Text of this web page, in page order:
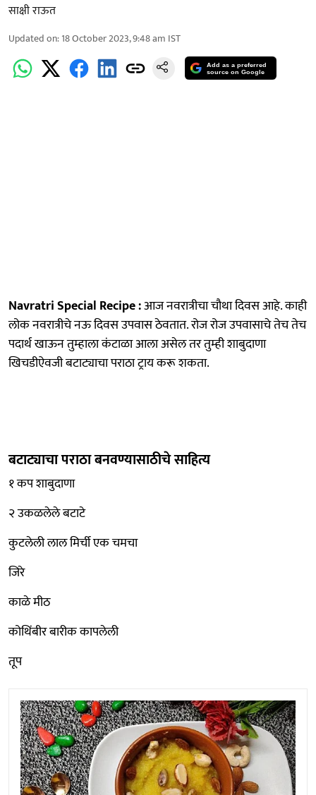
साक्षी राऊत
Updated on:18 October 2023, 9:48 am IST
Add as a preferred
source on Google
Navratri Special Recipe :आज नवरात्रीचा चौथा दिवस आहे. काही
लोक नवरात्रीचे नऊ दिवस उपवास ठेवतात. रोज रोज उपवासाचे तेच तेच
पदार्थ खाऊन तुम्हाला कंटाळा आला असेल तर तुम्ही शाबुदाणा
खिचडीऐवजी बटाट्याचा पराठा ट्राय करू शकता.
बटाट्याचा पराठा बनवण्यासाठीचे साहित्य
१ कप शाबुदाणा
२ उकळलेले बटाटे
कुटलेली लाल मिर्ची एक चमचा
जिरे
काळे मीठ
कोथिंबीर बारीक कापलेली
तूप